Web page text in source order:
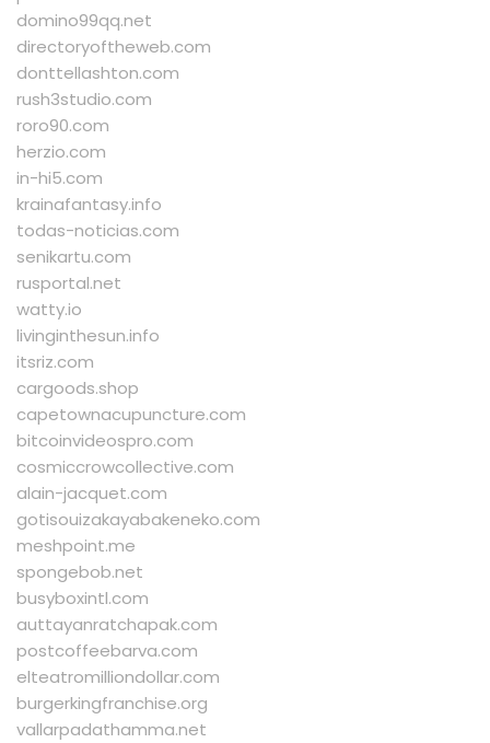
domino99qq.net
directoryoftheweb.com
donttellashton.com
rush3studio.com
roro90.com
herzio.com
in-hi5.com
krainafantasy.info
todas-noticias.com
senikartu.com
rusportal.net
watty.io
livinginthesun.info
itsriz.com
cargoods.shop
capetownacupuncture.com
bitcoinvideospro.com
cosmiccrowcollective.com
alain-jacquet.com
gotisouizakayabakeneko.com
meshpoint.me
spongebob.net
busyboxintl.com
auttayanratchapak.com
postcoffeebarva.com
elteatromilliondollar.com
burgerkingfranchise.org
vallarpadathamma.net